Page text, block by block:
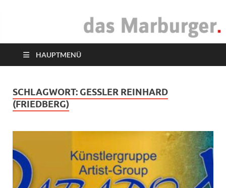
das Marburger.
HAUPTMENÜ
SCHLAGWORT: GESSLER REINHARD (
FRIEDBERG)